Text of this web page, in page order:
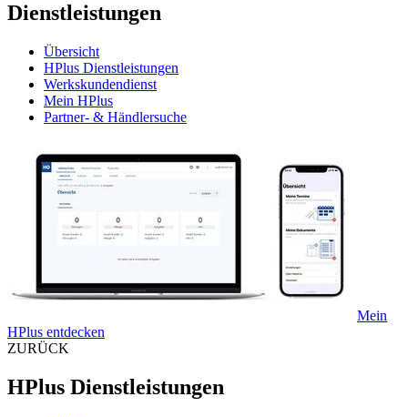
Dienstleistungen
Übersicht
HPlus Dienstleistungen
Werkskundendienst
Mein HPlus
Partner- & Händlersuche
Mein
HPlus entdecken
ZURÜCK
HPlus Dienstleistungen